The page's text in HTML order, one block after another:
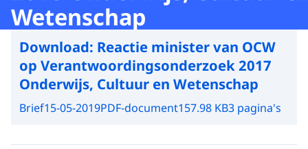
Wetenschap
Download: Reactie minister van OCW
op Verantwoordingsonderzoek 2017
Onderwijs, Cultuur en Wetenschap
Brief15-05-2019PDF-document157.98 KB3 pagina's